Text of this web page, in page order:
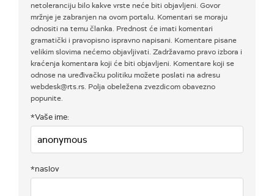
netoleranciju bilo kakve vrste neće biti objavljeni. Govor
mržnje je zabranjen na ovom portalu. Komentari se moraju
odnositi na temu članka. Prednost će imati komentari
gramatički i pravopisno ispravno napisani. Komentare pisane
velikim slovima nećemo objavljivati. Zadržavamo pravo izbora i
kraćenja komentara koji će biti objavljeni. Komentare koji se
odnose na uređivačku politiku možete poslati na adresu
webdesk@rts.rs. Polja obeležena zvezdicom obavezno
popunite.
*Vaše ime:
*naslov